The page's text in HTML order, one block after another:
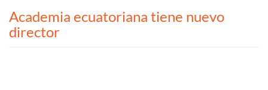
Academia ecuatoriana tiene nuevo
director